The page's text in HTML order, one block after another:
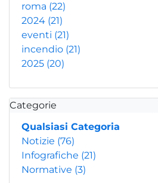
roma (22)
2024 (21)
eventi (21)
incendio (21)
2025 (20)
Categorie
Qualsiasi Categoria
Notizie (76)
Infografiche (21)
Normative (3)